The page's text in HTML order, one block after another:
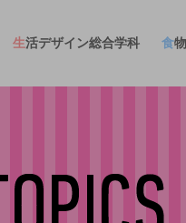
生活デザイン総合学科